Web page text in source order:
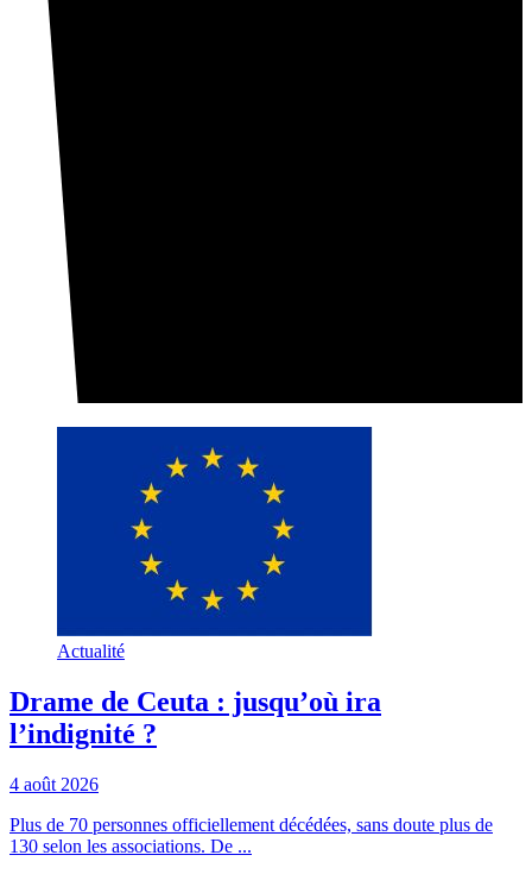
Actualité
Drame de Ceuta : jusqu’où ira
l’indignité ?
4 août 2026
Plus de 70 personnes officiellement décédées, sans doute plus de
130 selon les associations. De ...